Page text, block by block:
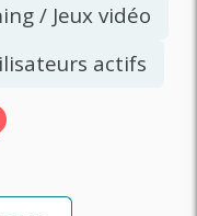
/ Jeux vidéo
actifs